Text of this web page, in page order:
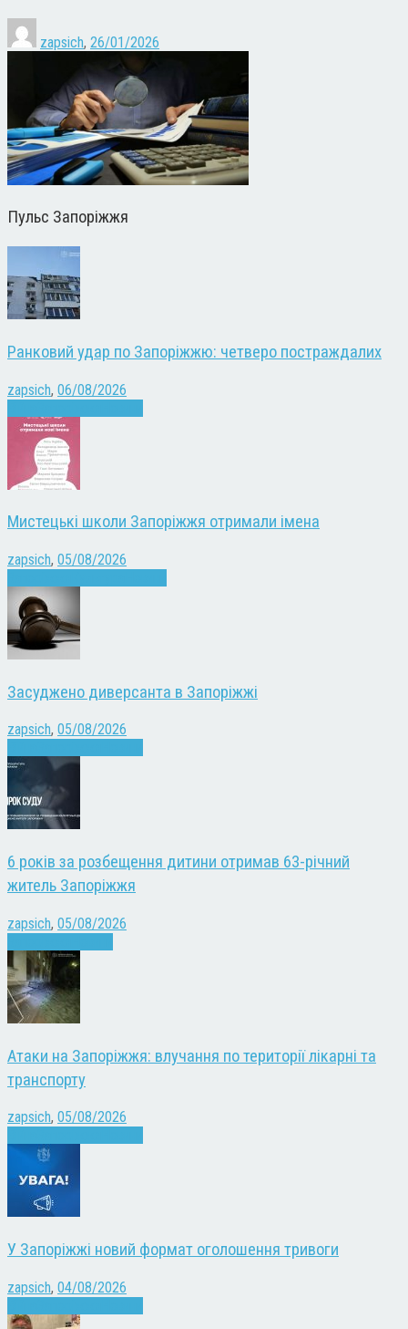
zapsich, 26/01/2026
Пульс Запоріжжя
Ранковий удар по Запоріжжю: четверо постраждалих
zapsich, 06/08/2026
Мистецькі школи Запоріжжя отримали імена
zapsich, 05/08/2026
Засуджено диверсанта в Запоріжжі
zapsich, 05/08/2026
6 років за розбещення дитини отримав 63-річний
житель Запоріжжя
zapsich, 05/08/2026
Атаки на Запоріжжя: влучання по території лікарні та
транспорту
zapsich, 05/08/2026
У Запоріжжі новий формат оголошення тривоги
zapsich, 04/08/2026